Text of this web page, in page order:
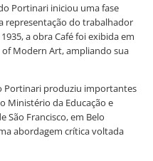
Portinari iniciou uma fase
representação do trabalhador
a obra Café foi exibida em
Modern Art, ampliando sua
Portinari produziu importantes
Ministério da Educação e
São Francisco, em Belo
abordagem crítica voltada